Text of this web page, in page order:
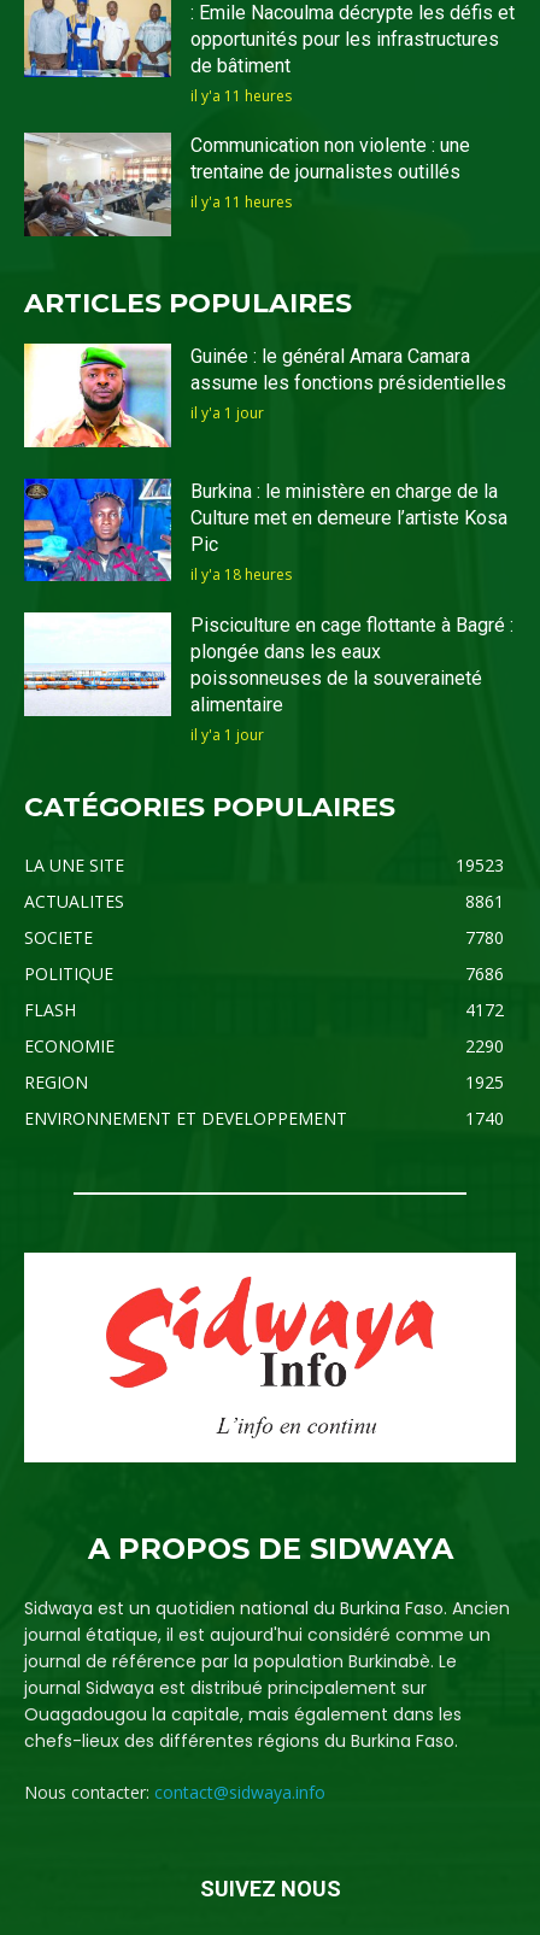
: Emile Nacoulma décrypte les défis et
opportunités pour les infrastructures
de bâtiment
il y'a 11 heures
Communication non violente : une
trentaine de journalistes outillés
il y'a 11 heures
ARTICLES POPULAIRES
Guinée : le général Amara Camara
assume les fonctions présidentielles
il y'a 1 jour
Burkina : le ministère en charge de la
Culture met en demeure l’artiste Kosa
Pic
il y'a 18 heures
Pisciculture en cage flottante à Bagré :
plongée dans les eaux
poissonneuses de la souveraineté
alimentaire
il y'a 1 jour
CATÉGORIES POPULAIRES
LA UNE SITE
19523
ACTUALITES
8861
SOCIETE
7780
POLITIQUE
7686
FLASH
4172
ECONOMIE
2290
REGION
1925
ENVIRONNEMENT ET DEVELOPPEMENT
1740
A PROPOS DE SIDWAYA
Sidwaya est un quotidien national du Burkina Faso. Ancien
journal étatique, il est aujourd'hui considéré comme un
journal de référence par la population Burkinabè. Le
journal Sidwaya est distribué principalement sur
Ouagadougou la capitale, mais également dans les
chefs-lieux des différentes régions du Burkina Faso.
Nous contacter: contact@sidwaya.info
SUIVEZ NOUS